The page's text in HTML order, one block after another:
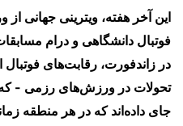
این آخر هفته، ویترینی جهانی
فوتبال دانشگاهی و درام
در زاندفورت، رقابت‌های فوتبال
تحولات در ورزش‌های رزمی - که
جای داده‌اند که در هر منطقه